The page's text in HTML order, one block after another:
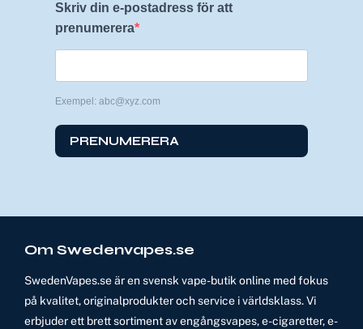
Skriv din e-postadress för att
prenumerera
Exempel: abc@xyz.com
PRENUMERERA
Om Swedenvapes.se
SwedenVapes.se är en svensk vape-butik online med fokus
på kvalitet, originalprodukter och service i världsklass. Vi
erbjuder ett brett sortiment av engångsvapes, e-cigaretter, e-